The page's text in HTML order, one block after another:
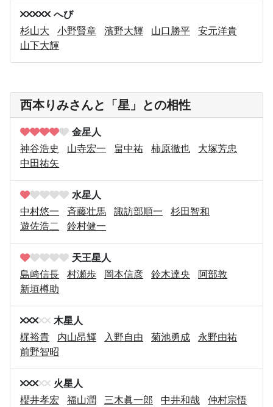
へび
杉山大
小野賢章 濱野大輝 山口勝平
安元洋貴
山下大輝
西本りみさんと「星」との相性
金星人
神谷浩史
山寺宏一 畠中祐 柿原徹也
大塚芳忠
中田祐矢
水星人
中村悠一
斉藤壮馬 諏訪部順一
杉田智和
遊佐浩二
鈴村健一
天王星人
島﨑信長
村瀬歩 岡本信彦 鈴木達央
阿部敦
新垣樽助
木星人
梶裕貴
内山昂輝 入野自由 菊池勇成
永野由祐
前野智昭
火星人
櫻井孝宏
福山潤 三木眞一郎 中井和哉
仲村宗悟